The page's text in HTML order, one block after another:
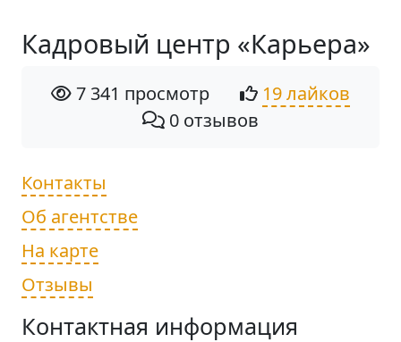
Кадровый центр «Карьера»
7 341 просмотр
19 лайков
0 отзывов
Контакты
Об агентстве
На карте
Отзывы
Контактная информация